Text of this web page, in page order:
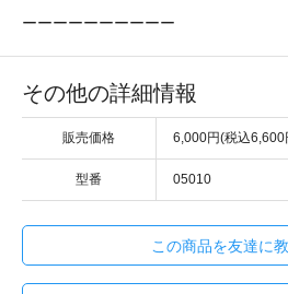
ーーーーーーーーーー
その他の詳細情報
販売価格 6,000円(税込6,600
型番 05010
この商品を友達に